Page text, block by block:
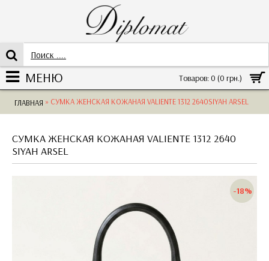
Товаров: 0 (0 грн.)
МЕНЮ
ГЛАВНАЯ » СУМКА ЖЕНСКАЯ КОЖАНАЯ VALIENTE 1312 2640SIYAH ARSEL
СУМКА ЖЕНСКАЯ КОЖАНАЯ VALIENTE 1312 2640
SIYAH ARSEL
-18%